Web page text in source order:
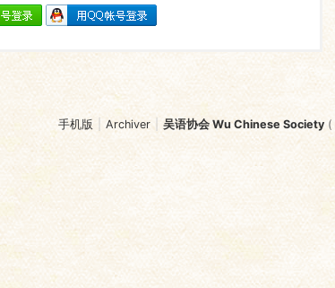
手机版 Archiver 吴语协会 Wu Chinese Society (